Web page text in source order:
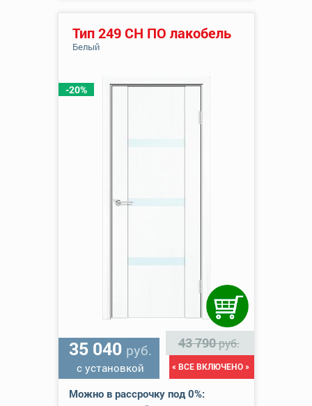
-20%
Тип 249 СН ПО лакобель
Белый
35 040 руб.
с установкой
43 790руб.
« ВСЕ ВКЛЮЧЕНО »
Можно в рассрочку под 0%: